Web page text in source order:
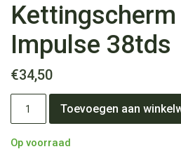
Impulse 38tds
€34,50
zwart
Impulse
38tds
Toevoegen aan
Op voorraad